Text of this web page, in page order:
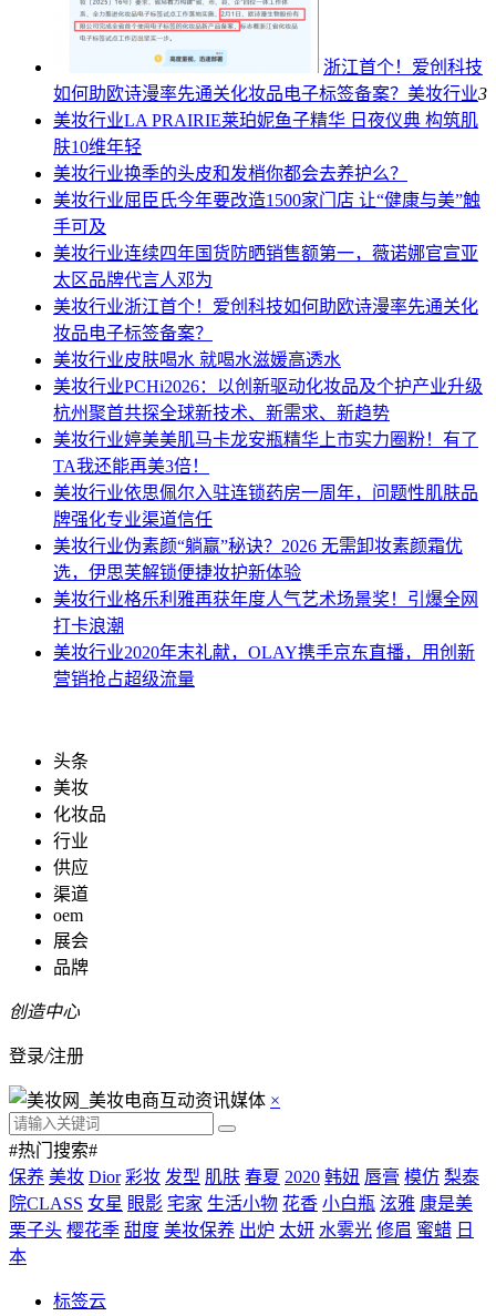
浙江首个！爱创科技
如何助欧诗漫率先通关化妆品电子标签备案？ 美妆行业3
美妆行业LA PRAIRIE莱珀妮鱼子精华 日夜仪典 构筑肌
肤10维年轻
美妆行业换季的头皮和发梢你都会去养护么？
美妆行业屈臣氏今年要改造1500家门店 让“健康与美”触
手可及
美妆行业连续四年国货防晒销售额第一，薇诺娜官宣亚
太区品牌代言人邓为
美妆行业浙江首个！爱创科技如何助欧诗漫率先通关化
妆品电子标签备案？
美妆行业皮肤喝水 就喝水滋媛高透水
美妆行业PCHi2026：以创新驱动化妆品及个护产业升级
杭州聚首共探全球新技术、新需求、新趋势
美妆行业婷美美肌马卡龙安瓶精华上市实力圈粉！有了
TA我还能再美3倍！
美妆行业依思佩尔入驻连锁药房一周年，问题性肌肤品
牌强化专业渠道信任
美妆行业伪素颜“躺赢”秘诀？2026 无需卸妆素颜霜优
选，伊思芙解锁便捷妆护新体验
美妆行业格乐利雅再获年度人气艺术场景奖！引爆全网
打卡浪潮
美妆行业2020年末礼献，OLAY携手京东直播，用创新
营销抢占超级流量
头条
美妆
化妆品
行业
供应
渠道
oem
展会
品牌
创造中心
登录/注册
×
#热门搜索#
保养 美妆 Dior 彩妆 发型 肌肤 春夏 2020 韩妞 唇膏 模仿 梨泰
院CLASS 女星 眼影 宅家 生活小物 花香 小白瓶 泫雅 康是美
栗子头 樱花季 甜度 美妆保养 出炉 太妍 水雾光 修眉 蜜蜡 日
本
标签云